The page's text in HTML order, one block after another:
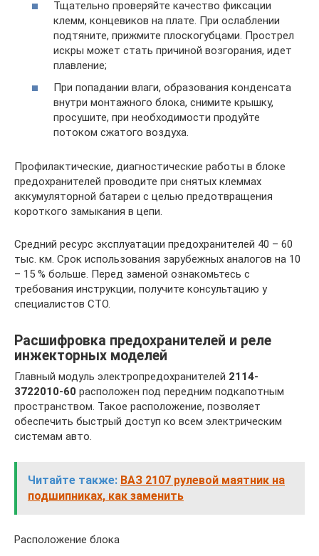
Тщательно проверяйте качество фиксации
клемм, концевиков на плате. При ослаблении
подтяните, прижмите плоскогубцами. Прострел
искры может стать причиной возгорания, идет
плавление;
При попадании влаги, образования конденсата
внутри монтажного блока, снимите крышку,
просушите, при необходимости продуйте
потоком сжатого воздуха.
Профилактические, диагностические работы в блоке
предохранителей проводите при снятых клеммах
аккумуляторной батареи с целью предотвращения
короткого замыкания в цепи.
Средний ресурс эксплуатации предохранителей 40 – 60
тыс. км. Срок использования зарубежных аналогов на 10
– 15 % больше. Перед заменой ознакомьтесь с
требования инструкции, получите консультацию у
специалистов СТО.
Расшифровка предохранителей и реле
инжекторных моделей
Главный модуль электропредохранителей 2114-
3722010-60 расположен под передним подкапотным
пространством. Такое расположение, позволяет
обеспечить быстрый доступ ко всем электрическим
системам авто.
Читайте также: ВАЗ 2107 рулевой маятник на
подшипниках, как заменить
Расположение блока